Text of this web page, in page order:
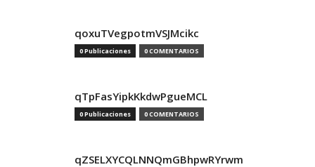
qoxuTVegpotmVSJMcikc
0 Publicaciones 0 COMENTARIOS
qTpFasYipkKkdwPgueMCL
0 Publicaciones 0 COMENTARIOS
qZSELXYCQLNNQmGBhpwRYrwm